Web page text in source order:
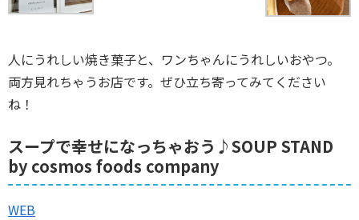
人にうれしい焼き菓子と、ワンちゃんにうれしいおやつ。
両方見れちゃうお店です。ぜひ立ち寄ってみてください
ね！
スープで幸せになっちゃおう♪SOUP STAND
by cosmos foods company
WEB